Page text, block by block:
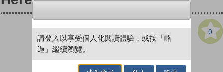
0
請登入以享受個人化閱讀體驗，或按「略
過」繼續瀏覽。